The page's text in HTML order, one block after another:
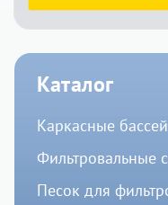
Каталог
Каркасные
Фильтровальные
Песок для